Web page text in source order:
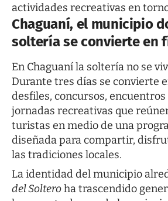
actividades recreativas en
Chaguaní, el municipio
soltería se convierte en
En Chaguaní la soltería no se
Durante tres días se convierte
desfiles, concursos,
jornadas recreativas que
turistas en medio de una
diseñada para compartir,
las tradiciones locales.
La identidad del municipio
del Solteroha trascendido